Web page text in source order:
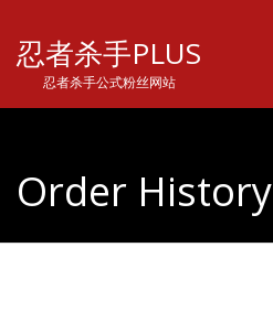
忍者杀手PLUS
忍者杀手公式粉丝网站
Order History